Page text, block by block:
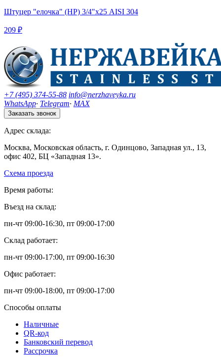
Штуцер "елочка" (НР) 3/4"х25 AISI 304
209 ₽
+7 (495) 374-55-88 info@nerzhaveyka.ru
WhatsApp· Telegram· MAX
Заказать звонок
Адрес склада:
Москва, Московская область, г. Одинцово, Западная ул., 13,
офис 402, БЦ «Западная 13».
Схема проезда
Время работы:
Въезд на склад:
пн-чт 09:00-16:30, пт 09:00-17:00
Склад работает:
пн-чт 09:00-17:00, пт 09:00-16:30
Офис работает:
пн-чт 09:00-18:00, пт 09:00-17:00
Способы оплаты
Наличные
QR-код
Банковский перевод
Рассрочка